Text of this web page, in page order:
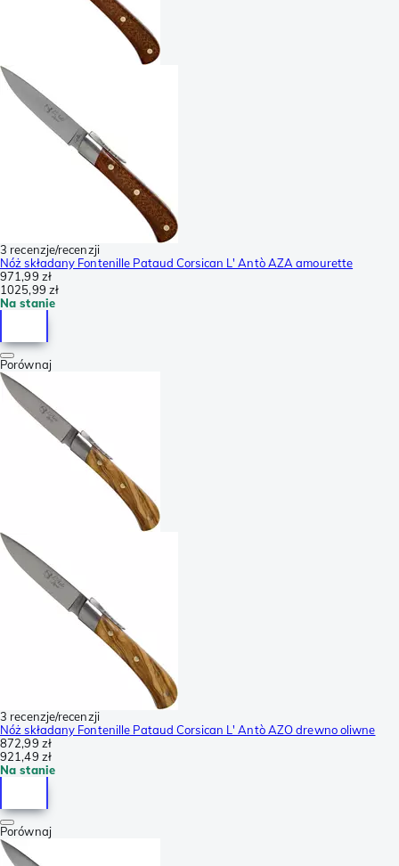
3 recenzje/recenzji
Nóż składany Fontenille Pataud Corsican L' Antò AZA amourette
971,99 zł
1025,99 zł
Na stanie
Porównaj
3 recenzje/recenzji
Nóż składany Fontenille Pataud Corsican L' Antò AZO drewno oliwne
872,99 zł
921,49 zł
Na stanie
Porównaj